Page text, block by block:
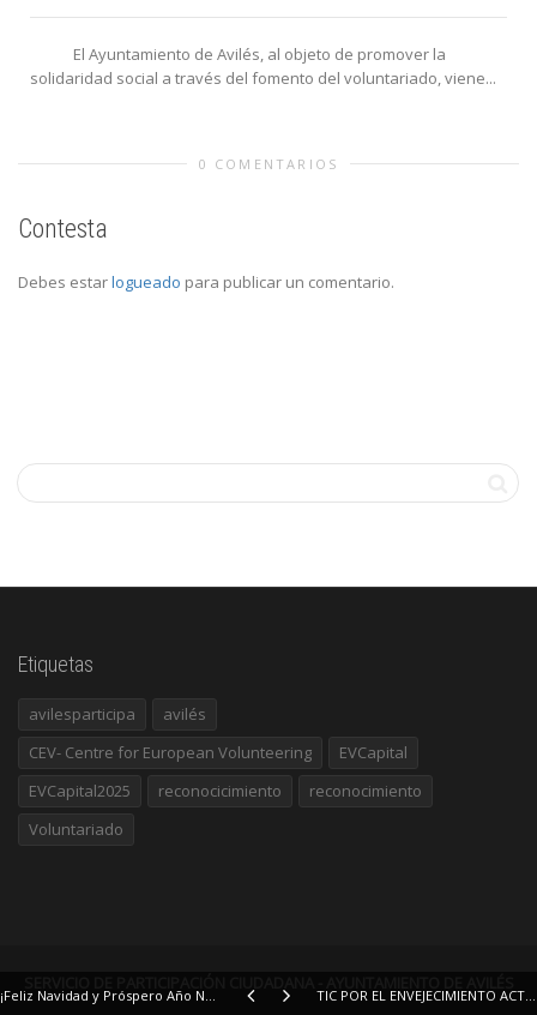
El Ayuntamiento de Avilés, al objeto de promover la
solidaridad social a través del fomento del voluntariado, viene...
¡Feliz Navidad y Próspero Año Nuevo 2021! TIC POR EL ENVEJECIMIENTO ACTIVO - CURSO ONLINE
0 COMENTARIOS
Contesta
Debes estarlogueado para publicar un comentario.
Etiquetas
avilesparticipa
avilés
CEV- Centre for European Volunteering
EVCapital
EVCapital2025
reconocicimiento
reconocimiento
Voluntariado